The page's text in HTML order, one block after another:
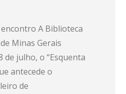
A Biblioteca
Minas Gerais
de julho, o “Esquenta
antecede o
de